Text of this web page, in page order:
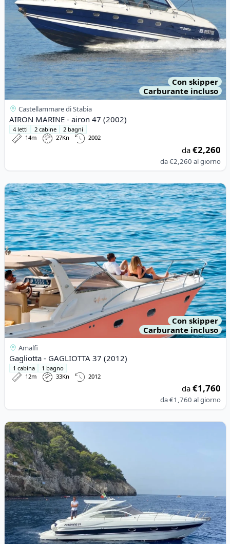
Con skipper
Carburante incluso
Castellammare di Stabia
AIRON MARINE - airon 47 (2002)
4 letti 2 cabine
2 bagni
14m
27Kn 2002
da€2,260
da€2,260 al giorno
View details for Gagliotta - GAGLIOTTA 37 (2012)
Con skipper
Carburante incluso
Amalfi
Gagliotta - GAGLIOTTA 37 (2012)
1 cabina
1 bagno
12m
33Kn 2012
da€1,760
da€1,760 al giorno
View details for Pershing - 37 (2010)